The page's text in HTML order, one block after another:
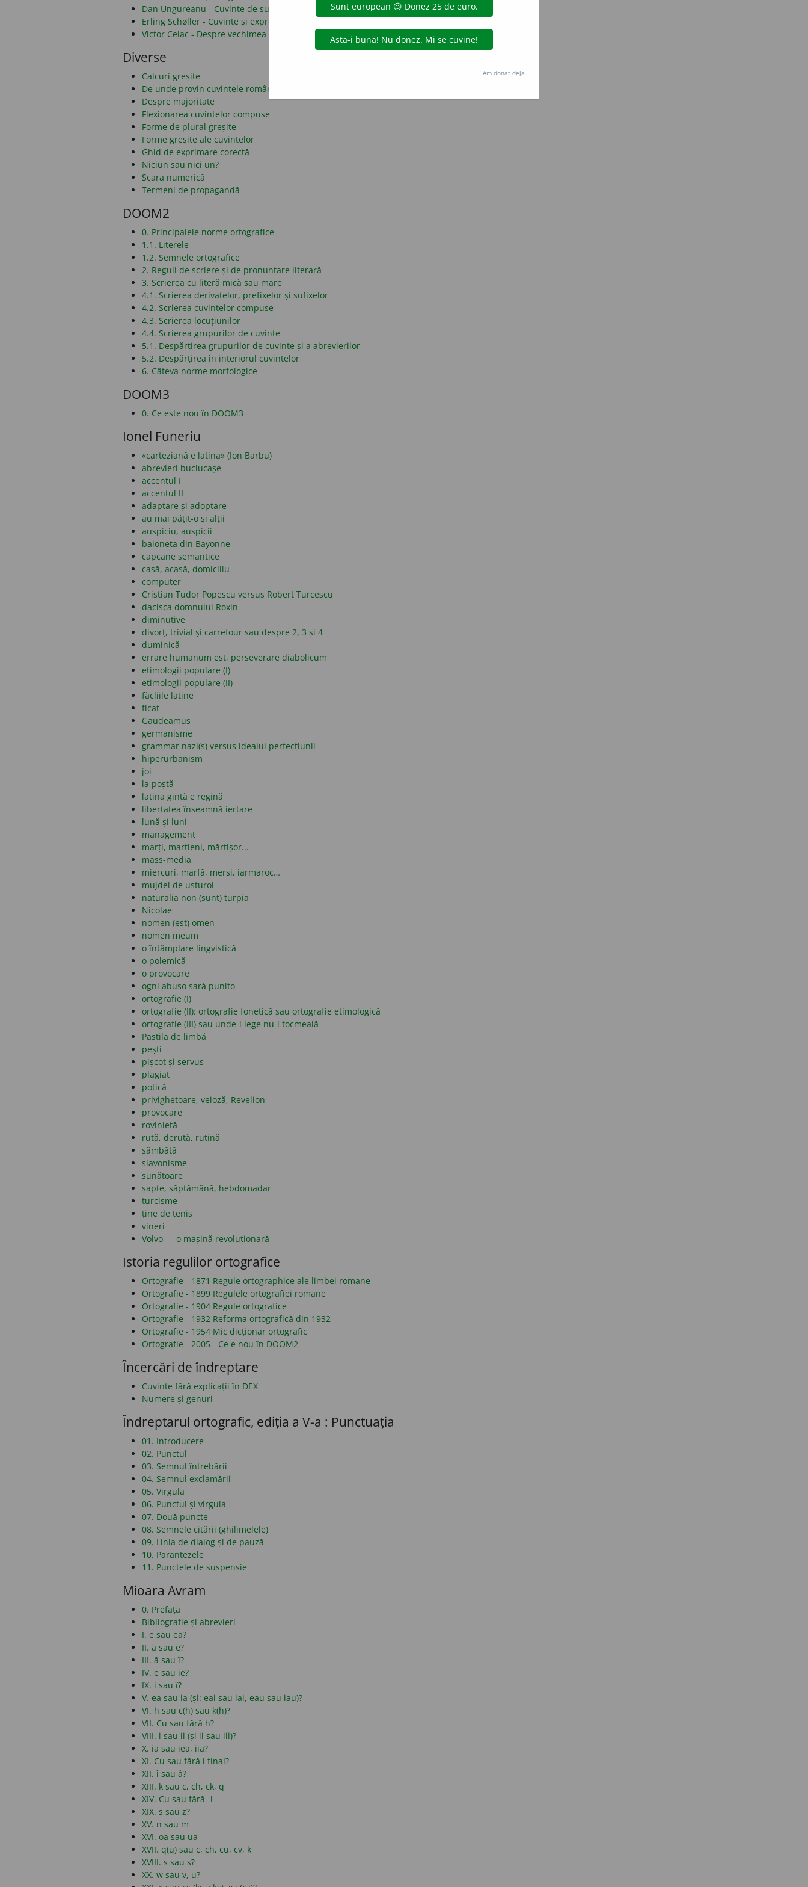
Dan Ungureanu - Cuvinte de substrat? Da. Cuvinte dacice? Nu.
Erling Schøller - Cuvinte și expresii obscene în limba română
Victor Celac - Despre vechimea și originea cuvântului «da» în limba română
Diverse
Calcuri greșite
De unde provin cuvintele românești
Despre majoritate
Flexionarea cuvintelor compuse
Forme de plural greșite
Forme greșite ale cuvintelor
Ghid de exprimare corectă
Niciun sau nici un?
Scara numerică
Termeni de propagandă
DOOM2
0. Principalele norme ortografice
1.1. Literele
1.2. Semnele ortografice
2. Reguli de scriere și de pronunțare literară
3. Scrierea cu literă mică sau mare
4.1. Scrierea derivatelor, prefixelor și sufixelor
4.2. Scrierea cuvintelor compuse
4.3. Scrierea locuțiunilor
4.4. Scrierea grupurilor de cuvinte
5.1. Despărțirea grupurilor de cuvinte și a abrevierilor
5.2. Despărțirea în interiorul cuvintelor
6. Câteva norme morfologice
DOOM3
0. Ce este nou în DOOM3
Ionel Funeriu
«carteziană e latina» (Ion Barbu)
abrevieri buclucașe
accentul I
accentul II
adaptare și adoptare
au mai pățit-o și alții
auspiciu, auspicii
baioneta din Bayonne
capcane semantice
casă, acasă, domiciliu
computer
Cristian Tudor Popescu versus Robert Turcescu
dacisca domnului Roxin
diminutive
divorț, trivial și carrefour sau despre 2, 3 și 4
duminică
errare humanum est, perseverare diabolicum
etimologii populare (I)
etimologii populare (II)
făcliile latine
ficat
Gaudeamus
germanisme
grammar nazi(s) versus idealul perfecțiunii
hiperurbanism
joi
la poștă
latina gintă e regină
libertatea înseamnă iertare
lună și luni
management
marți, marțieni, mărțișor...
mass-media
miercuri, marfă, mersi, iarmaroc…
mujdei de usturoi
naturalia non (sunt) turpia
Nicolae
nomen (est) omen
nomen meum
o întâmplare lingvistică
o polemică
o provocare
ogni abuso sará punito
ortografie (I)
ortografie (II): ortografie fonetică sau ortografie etimologică
ortografie (III) sau unde-i lege nu-i tocmeală
Pastila de limbă
pești
pișcot și servus
plagiat
potică
privighetoare, veioză, Revelion
provocare
rovinietă
rută, derută, rutină
sâmbătă
slavonisme
sunătoare
șapte, săptămână, hebdomadar
turcisme
ține de tenis
vineri
Volvo — o mașină revoluționară
Istoria regulilor ortografice
Ortografie - 1871 Regule ortographice ale limbei romane
Ortografie - 1899 Regulele ortografiei romane
Ortografie - 1904 Regule ortografice
Ortografie - 1932 Reforma ortografică din 1932
Ortografie - 1954 Mic dicționar ortografic
Ortografie - 2005 - Ce e nou în DOOM2
Încercări de îndreptare
Cuvinte fără explicații în DEX
Numere și genuri
Îndreptarul ortografic, ediția a V-a : Punctuația
01. Introducere
02. Punctul
03. Semnul întrebării
04. Semnul exclamării
05. Virgula
06. Punctul și virgula
07. Două puncte
08. Semnele citării (ghilimelele)
09. Linia de dialog și de pauză
10. Parantezele
11. Punctele de suspensie
Mioara Avram
0. Prefață
Bibliografie și abrevieri
I. e sau ea?
II. ă sau e?
III. ă sau î?
IV. e sau ie?
IX. i sau î?
V. ea sau ia (și: eai sau iai, eau sau iau)?
VI. h sau c(h) sau k(h)?
VII. Cu sau fără h?
VIII. i sau ii (și ii sau iii)?
X. ia sau iea, iia?
XI. Cu sau fără i final?
XII. î sau â?
XIII. k sau c, ch, ck, q
XIV. Cu sau fără -l
XIX. s sau z?
XV. n sau m
XVI. oa sau ua
XVII. q(u) sau c, ch, cu, cv, k
XVIII. s sau ș?
XX. w sau v, u?
Am donat deja.